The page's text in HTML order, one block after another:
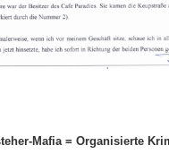
Mafia = Organisierte